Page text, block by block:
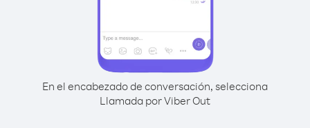
En el encabezado de conversación, selecciona
Llamada por Viber Out